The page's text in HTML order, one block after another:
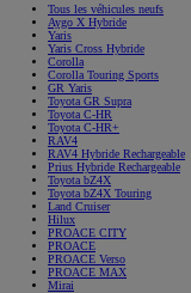
Tous les véhicules neufs
Aygo X Hybride
Yaris
Yaris Cross Hybride
Corolla
Corolla Touring Sports
GR Yaris
Toyota GR Supra
Toyota C-HR
Toyota C-HR+
RAV4
RAV4 Hybride Rechargeable
Prius Hybride Rechargeable
Toyota bZ4X
Toyota bZ4X Touring
Land Cruiser
Hilux
PROACE CITY
PROACE
PROACE Verso
PROACE MAX
Mirai